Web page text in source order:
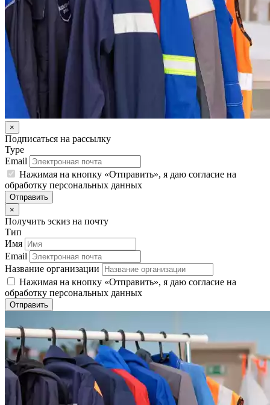
×
Подписаться на рассылку
Type
Email
Нажимая на кнопку «Отправить», я даю согласие на
обработку персональных данных
Отправить
×
Получить эскиз на почту
Тип
Имя
Email
Название организации
Нажимая на кнопку «Отправить», я даю согласие на
обработку персональных данных
Отправить